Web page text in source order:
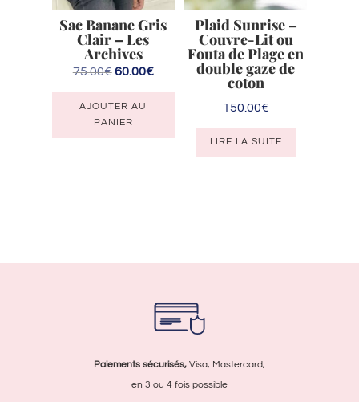
page
produit
Sac Banane Gris
Clair – Les
Archives
75.00€ Le
prix
initial
60.00€Le
prix
AJOUTER AU
PANIER
Plaid Sunrise –
Couvre-Lit ou
Fouta de Plage en
double gaze de
coton
150.00€
LIRE LA SUITE
Paiements sécurisés,Visa, Mastercard,
en 3 ou 4 fois possible